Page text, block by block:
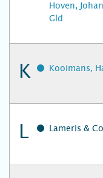
Hoven,
Gld
K Kooimans,
L Lameris &